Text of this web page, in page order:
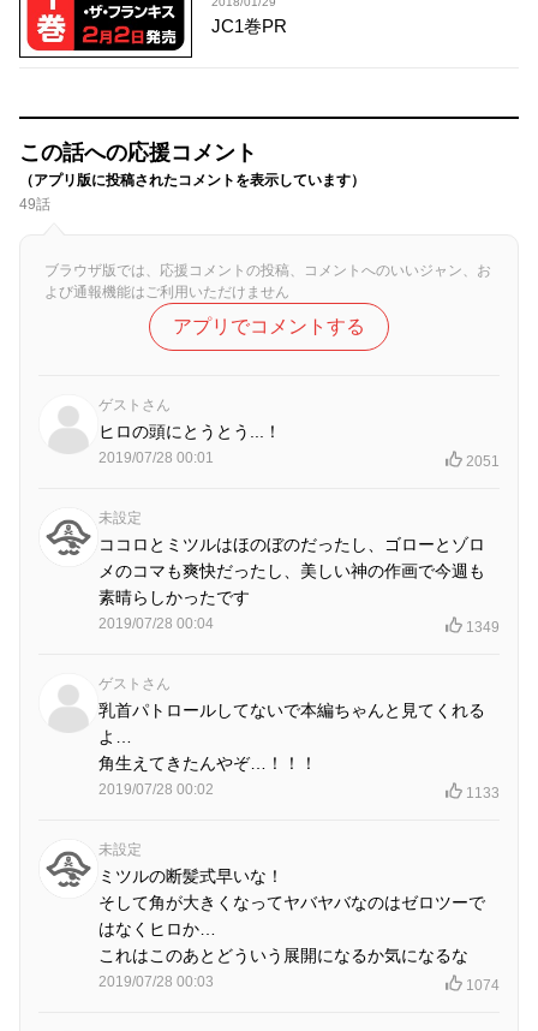
JC1巻PR
この話への応援コメント
（アプリ版に投稿されたコメントを表示しています）
49話
ブラウザ版では、応援コメントの投稿、コメントへのいいジャン、お
よび通報機能はご利用いただけません
アプリでコメントする
ゲストさん
ヒロの頭にとうとう...！
2019/07/28 00:01 2051
未設定
ココロとミツルはほのぼのだったし、ゴローとゾロ
メのコマも爽快だったし、美しい神の作画で今週も
素晴らしかったです
2019/07/28 00:04 1349
ゲストさん
乳首パトロールしてないで本編ちゃんと見てくれる
よ…
角生えてきたんやぞ…！！！
2019/07/28 00:02 1133
未設定
ミツルの断髪式早いな！
そして角が大きくなってヤバヤバなのはゼロツーで
はなくヒロか…
これはこのあとどういう展開になるか気になるな
2019/07/28 00:03 1074